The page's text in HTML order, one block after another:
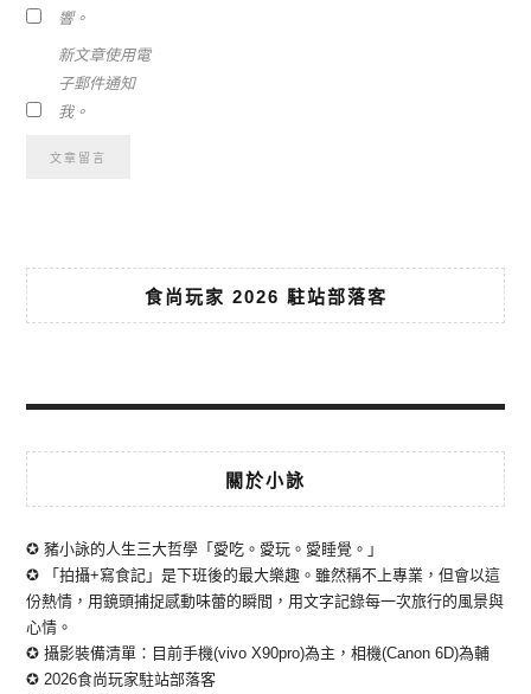
響。
新文章使用電
子郵件通知
我。
食尚玩家 2026 駐站部落客
關於小詠
✪ 豬小詠的人生三大哲學「愛吃。愛玩。愛睡覺。」
✪ 「拍攝+寫食記」是下班後的最大樂趣。雖然稱不上專業，但會以這
份熱情，用鏡頭捕捉感動味蕾的瞬間，用文字記錄每一次旅行的風景與
心情。
✪ 攝影裝備清單：目前手機(vivo X90pro)為主，相機(Canon 6D)為輔
✪ 2026食尚玩家駐站部落客